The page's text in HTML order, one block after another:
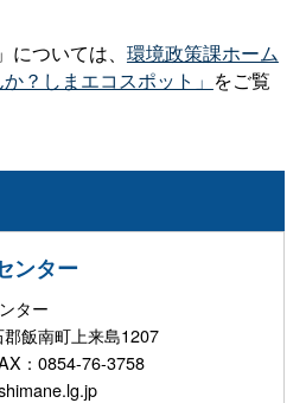
については、 環境政策課ホーム
？しまエコスポット」
をご覧
ンター
ター
飯南町上来島1207
：0854-76-3758